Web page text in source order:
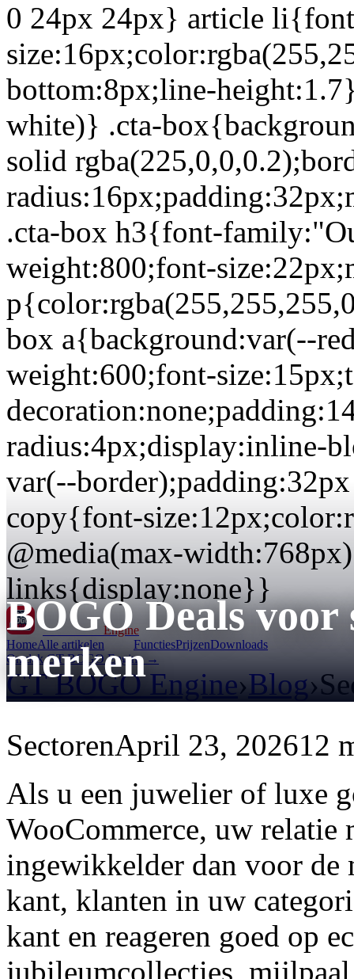
0 24px 24px} article
bottom:8px;line-
white)} .cta-
solid
.cta-box h3{font-
weight:800;font-
box a{background:var(--
weight:600;font-
radius:4px;display:inline-
var(--
copy{font-
@media(max-
links{display:none}}
GT BOGO Engine
HomeAlle artikelen FunctiesPrijzenDownloads
Ontdek GT BOGO Engine →
GT BOGO Engine›Blog›
BOGO Deals voor
merken
SectorenApril 23, 202612
Als u een juwelier of luxe
WooCommerce, uw
ingewikkelder dan voor de
kant, klanten in uw
kant en reageren goed op
jubileumcollecties,